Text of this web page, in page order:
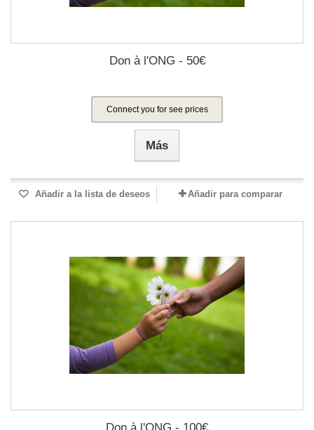
Don à l'ONG - 50€
Connect you for see prices
Más
Añadir a la lista de deseos Añadir para comparar